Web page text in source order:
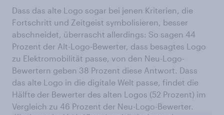
Dass das alte Logo sogar bei jenen Kriterien, die
Fortschritt und Zeitgeist symbolisieren, besser
abschneidet, überrascht allerdings: So sagen 44
Prozent der Alt-Logo-Bewerter, dass besagtes Logo
zu Elektromobilität passe, von den Neu-Logo-
Bewertern geben 38 Prozent diese Antwort. Dass
das alte Logo in die digitale Welt passe, findet die
Hälfte der Bewerter des alten Logos (52 Prozent) im
Vergleich zu 46 Prozent der Neu-Logo-Bewerter.